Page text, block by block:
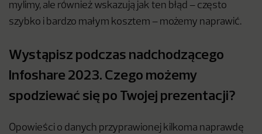
mylimy, ale również wskazują jak ten błąd – często
szybko i bardzo małym kosztem – możemy naprawić.
Wystąpisz podczas nadchodzącego
Infoshare 2023. Czego możemy
spodziewać się po Twojej prezentacji?
Opowieści o danych przyprawionej kilkoma naprawdę